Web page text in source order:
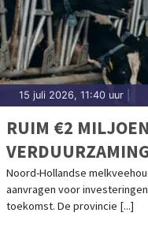
15 juli 2026, 11:40 uur
RUIM €2
Noord-Hollandse
aanvragen voor
toekomst. De provincie [...]